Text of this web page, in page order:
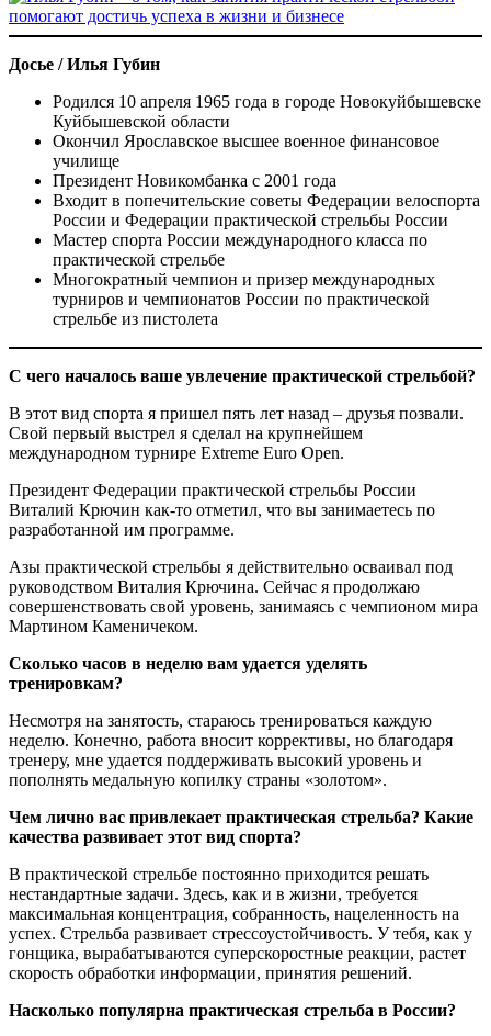
Досье / Илья Губин
Родился 10 апреля 1965 года в городе Новокуйбышевске
Куйбышевской области
Окончил Ярославское высшее военное финансовое
училище
Президент Новикомбанка с 2001 года
Входит в попечительские советы Федерации велоспорта
России и Федерации практической стрельбы России
Мастер спорта России международного класса по
практической стрельбе
Многократный чемпион и призер международных
турниров и чемпионатов России по практической
стрельбе из пистолета
С чего началось ваше увлечение практической стрельбой?
В этот вид спорта я пришел пять лет назад – друзья позвали.
Cвой первый выстрел я сделал на крупнейшем
международном турнире Extreme Euro Open.
Президент Федерации практической стрельбы России
Виталий Крючин как-то отметил, что вы занимаетесь по
разработанной им программе.
Азы практической стрельбы я действительно осваивал под
руководством Виталия Крючина. Сейчас я продолжаю
совершенствовать свой уровень, занимаясь с чемпионом мира
Мартином Каменичеком.
Сколько часов в неделю вам удается уделять
тренировкам?
Несмотря на занятость, стараюсь тренироваться каждую
неделю. Конечно, работа вносит коррективы, но благодаря
тренеру, мне удается поддерживать высокий уровень и
пополнять медальную копилку страны «золотом».
Чем лично вас привлекает практическая стрельба? Какие
качества развивает этот вид спорта?
В практической стрельбе постоянно приходится решать
нестандартные задачи. Здесь, как и в жизни, требуется
максимальная концентрация, собранность, нацеленность на
успех. Стрельба развивает стрессоустойчивость. У тебя, как у
гонщика, вырабатываются суперскоростные реакции, растет
скорость обработки информации, принятия решений.
Насколько популярна практическая стрельба в России?